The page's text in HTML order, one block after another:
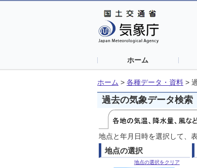
ホーム
ホーム > 各種データ・資料 >
過去の気象データ検索
地点と年月日時を選択して、
地点の選択
地点の選択をクリア